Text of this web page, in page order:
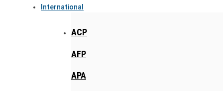
International
ACP
AFP
APA